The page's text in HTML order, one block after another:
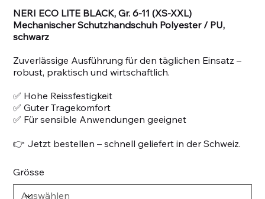
NERI ECO LITE BLACK, Gr. 6-11 (XS-XXL)
Mechanischer Schutzhandschuh Polyester / PU,
schwarz
Zuverlässige Ausführung für den täglichen Einsatz –
robust, praktisch und wirtschaftlich.
✅ Hohe Reissfestigkeit
✅ Guter Tragekomfort
✅ Für sensible Anwendungen geeignet
👉 Jetzt bestellen – schnell geliefert in der Schweiz.
Grösse